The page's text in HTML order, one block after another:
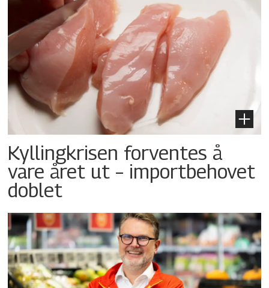
Kyllingkrisen forventes å
vare året ut – importbehovet
doblet